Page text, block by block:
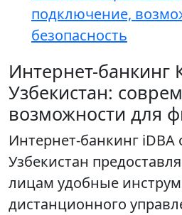
подключение,
безопасность
Интернет-банкинг
Узбекистан:
возможности для
Интернет-банкинг iDBA
Узбекистан
лицам удобные
дистанционного